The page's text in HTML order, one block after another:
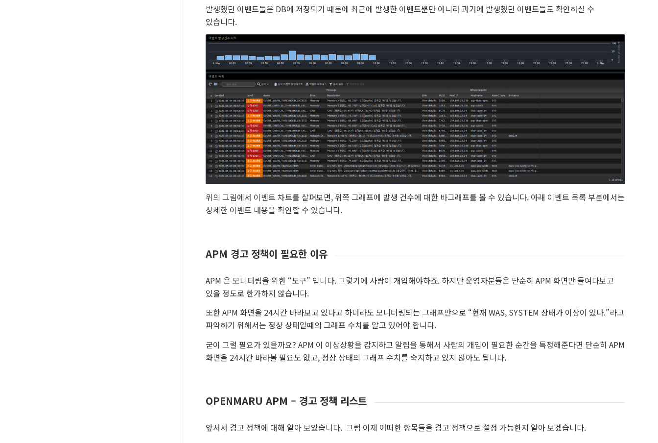
발생했던 이벤트들은 DB에 저장되기 때문에 최근에 발생한 이벤트뿐만 아니라 과거에 발생했던 이벤트들도 확인하실 수
있습니다.
위의 그림에서 이벤트 차트를 살펴보면, 위쪽 그래프에 발생 건수에 대한 바그래프를 볼 수 있습니다. 아래 이벤트 목록 부분에서는
상세한 이벤트 내용을 확인할 수 있습니다.
APM 경고 정책이 필요한 이유
APM 은 모니터링을 위한 “도구” 입니다. 그렇기에 사람이 개입해야하죠. 하지만 운영자분들은 단순히 APM 화면만 들여다보고
있을 정도로 한가하지 않습니다.
또한 APM 화면을 24시간 바라보고 있다고 하더라도 모니터링되는 그래프만으로 “현재 WAS, SYSTEM 상태가 이상이 있다.”라고
파악하기 위해서는 정상 상태일때의 그래프 수치를 알고 있어야 합니다.
굳이 그럴 필요가 있을까요? APM 이 이상상황을 감지하고 알림을 통해서 사람의 개입이 필요한 순간을 특정해준다면 단순히 APM
화면을 24시간 바라볼 필요도 없고, 정상 상태의 그래프 수치를 숙지하고 있지 않아도 됩니다.
OPENMARU APM – 경고 정책 리스트
앞서서 경고 정책에 대해 알아 보았습니다. 그럼 이제 어떠한 항목들을 경고 정책으로 설정 가능한지 알아 보겠습니다.